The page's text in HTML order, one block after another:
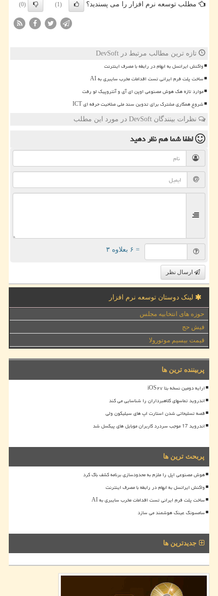
مطلب توسعه نرم افزار را می پسندید؟ (1)
(0)
تازه ترین مطالب مرتبط در DevSoft
واکنش ایرانسل به ابهام در رابطه با مصرف اینترنت
ساخت پلت فرم ایرانی تست اقدامات مخرب سایبری به AI
موارد تازه هک هوش مصنوعی اوپن ای آی و آنتروپیک لو رفت
شروع همکاری مشترک برای تدوین سند ملی صلاحیت حرفه ای ICT
نظرات بینندگان DevSoft در مورد این مطلب
لطفا شما همنظر دهید
= ۶ بعلاوه ۳
ارسال نظر
لینک دوستان توسعه نرم افزار
حوزه های انتخابیه مجلس
فیش حج
قیمت بیسیم موتورولا
پربیننده ترین ها
ارایه دومین نسخه بتا iOS۲۷
اندروید تماسهای کلاهبرداران را شناسایی می کند
قصه تسلیحاتی شدن استارت اپ های سیلیکون ولی
اندروید 17 موجب سردرد کاربران موبایل های پیکسل شد
پربحث ترین ها
هوش مصنوعی اپل را ملزم به محدودسازی برنامه کشف باگ کرد
واکنش ایرانسل به ابهام در رابطه با مصرف اینترنت
ساخت پلت فرم ایرانی تست اقدامات مخرب سایبری به AI
سامسونگ عینک هوشمند می سازد
جدیدترین ها